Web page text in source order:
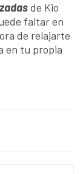
de Kio
faltar en
de relajarte
en tu propia